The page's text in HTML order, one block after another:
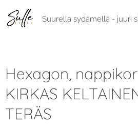
Suurella sydämellä - juuri
Hexagon,
KIRKAS
TERÄS